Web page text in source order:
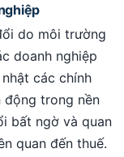
do môi trường
doanh nghiệp
các chính
động trong nền
bất ngờ và quan
quan đến thuế.